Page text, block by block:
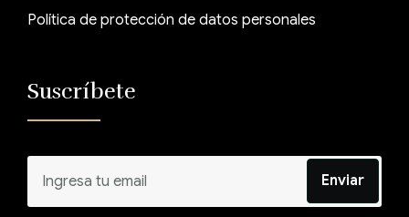
Política de protección de datos personales
Suscríbete